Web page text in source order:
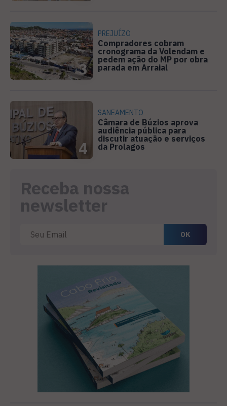
3
PREJUÍZO
Compradores cobram
cronograma da Volendam e
pedem ação do MP por obra
parada em Arraial
4
SANEAMENTO
Câmara de Búzios aprova
audiência pública para
discutir atuação e serviços
da Prolagos
Receba nossa
newsletter